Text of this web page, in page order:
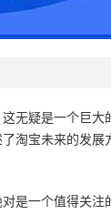
无疑是一个巨
淘宝未来的发
是一个值得关